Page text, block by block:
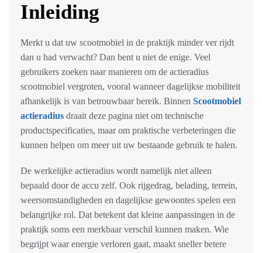
Inleiding
Merkt u dat uw scootmobiel in de praktijk minder ver rijdt
dan u had verwacht? Dan bent u niet de enige. Veel
gebruikers zoeken naar manieren om de actieradius
scootmobiel vergroten, vooral wanneer dagelijkse mobiliteit
afhankelijk is van betrouwbaar bereik. Binnen Scootmobiel
actieradius draait deze pagina niet om technische
productspecificaties, maar om praktische verbeteringen die
kunnen helpen om meer uit uw bestaande gebruik te halen.
De werkelijke actieradius wordt namelijk niet alleen
bepaald door de accu zelf. Ook rijgedrag, belading, terrein,
weersomstandigheden en dagelijkse gewoontes spelen een
belangrijke rol. Dat betekent dat kleine aanpassingen in de
praktijk soms een merkbaar verschil kunnen maken. Wie
begrijpt waar energie verloren gaat, maakt sneller betere